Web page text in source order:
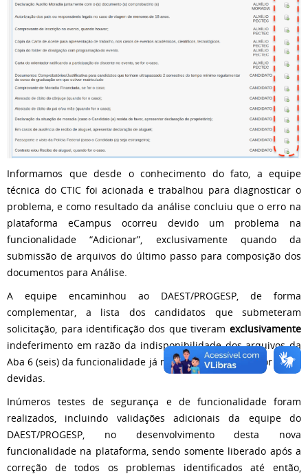
Informamos que desde o conhecimento do fato, a equipe
técnica do CTIC foi acionada e trabalhou para diagnosticar o
problema, e como resultado da análise concluiu que o erro na
plataforma eCampus ocorreu devido um problema na
funcionalidade “Adicionar”, exclusivamente quando da
submissão de arquivos do último passo para composição dos
documentos para Análise.
A equipe encaminhou ao DAEST/PROGESP, de forma
complementar, a lista dos candidatos que submeteram
solicitação, para identificação dos que tiveram exclusivamente
indeferimento em razão da indisponibilidade dos arquivos da
Aba 6 (seis) da funcionalidade já mencionada, e posterior ações
devidas.
Inúmeros testes de segurança e de funcionalidade foram
realizados, incluindo validações adicionais da equipe do
DAEST/PROGESP, no desenvolvimento desta nova
funcionalidade na plataforma, sendo somente liberado após a
correção de todos os problemas identificados até então,